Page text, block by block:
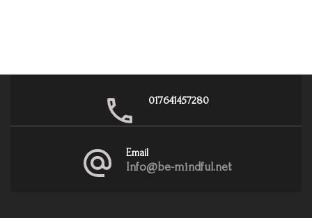
017641457280
Email
Info@be-mindful.net